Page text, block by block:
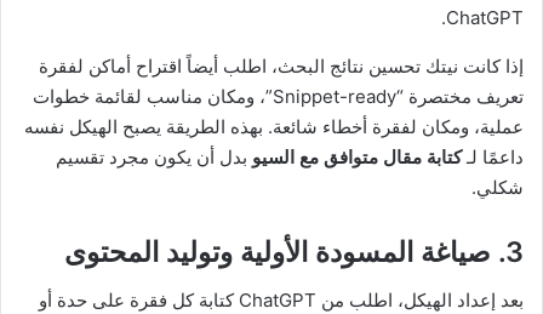
ChatGPT.
إذا كانت نيتك تحسين نتائج البحث، اطلب أيضاً اقتراح أماكن لفقرة
تعريف مختصرة “Snippet-ready”، ومكان مناسب لقائمة خطوات
عملية، ومكان لفقرة أخطاء شائعة. بهذه الطريقة يصبح الهيكل نفسه
داعمًا لـكتابة مقال متوافق مع السيو بدل أن يكون مجرد تقسيم
شكلي.
3. صياغة المسودة الأولية وتوليد المحتوى
بعد إعداد الهيكل، اطلب من ChatGPT كتابة كل فقرة على حدة أو